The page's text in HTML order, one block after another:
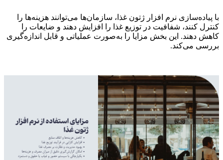
با پیاده‌سازی نرم افزار ژتون غذا، سازمان‌ها می‌توانند هزینه‌ها را
کنترل کنند، شفافیت در توزیع غذا را افزایش دهند و ضایعات را
کاهش دهند. این بخش مزایا را به‌صورت عملیاتی و قابل اندازه‌گیری
بررسی می‌کند.